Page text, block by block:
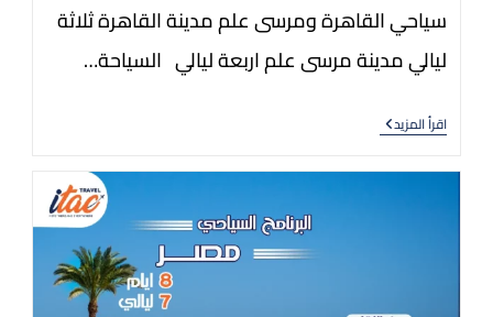
سياحي القاهرة ومرسى علم مدينة القاهرة ثلاثة
ليالي مدينة مرسى علم اربعة ليالي السياحة…
اقرأ المزيد